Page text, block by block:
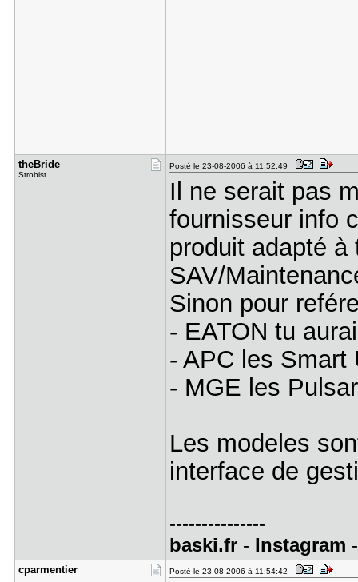
theBride_
Strobist
Posté le 23-08-2006 à 11:52:49
Il ne serait pas
fournisseur info
produit adapté
SAV/
Sinon pour
- EATON tu
- APC les Smart
- MGE les
Les modeles
interface de
---------------
baski.fr - Instagram
cparmentie​r Posté le 23-08-2006 à 11:54:42